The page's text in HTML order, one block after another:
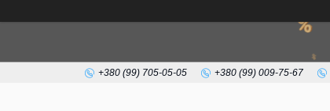
+380 (99) 705-05-05 +380 (99) 009-75-67